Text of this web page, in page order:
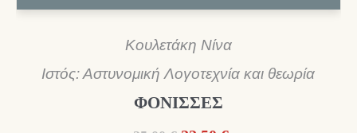
Κουλετάκη Νίνα
Ιστός: Αστυνομική Λογοτεχνία και θεωρία
ΦΟΝΙΣΣΕΣ